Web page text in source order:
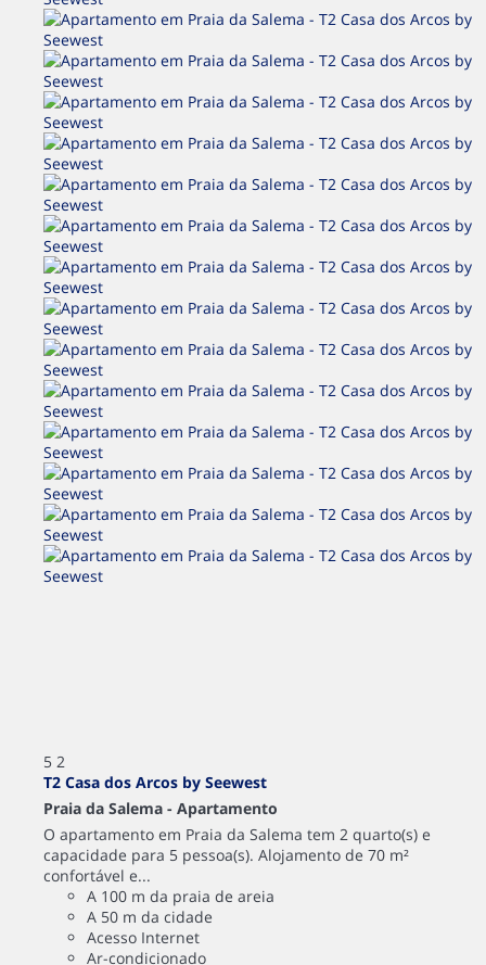
5 2
T2 Casa dos Arcos by Seewest
Praia da Salema - Apartamento
O apartamento em Praia da Salema tem 2 quarto(s) e
capacidade para 5 pessoa(s). Alojamento de 70 m²
confortável e...
A 100 m da praia de areia
A 50 m da cidade
Acesso Internet
Ar-condicionado